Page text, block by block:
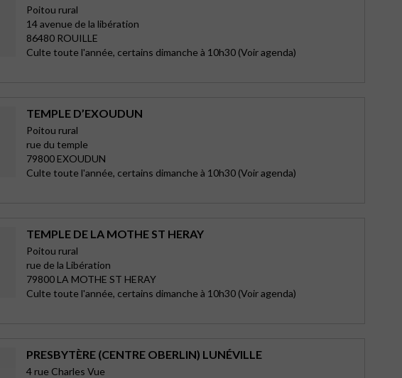
Poitou rural
14 avenue de la libération
86480 ROUILLE
Culte toute l'année, certains dimanche à 10h30 (Voir agenda)
TEMPLE D’EXOUDUN
Poitou rural
rue du temple
79800 EXOUDUN
Culte toute l'année, certains dimanche à 10h30 (Voir agenda)
TEMPLE DE LA MOTHE ST HERAY
Poitou rural
rue de la Libération
79800 LA MOTHE ST HERAY
Culte toute l'année, certains dimanche à 10h30 (Voir agenda)
PRESBYTÈRE (CENTRE OBERLIN) LUNÉVILLE
4 rue Charles Vue